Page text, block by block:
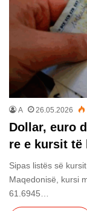
A 26.05.2026
Dollar, euro
re e kursit të
Sipas listës së
Maqedonisë, kursi
61.6945…